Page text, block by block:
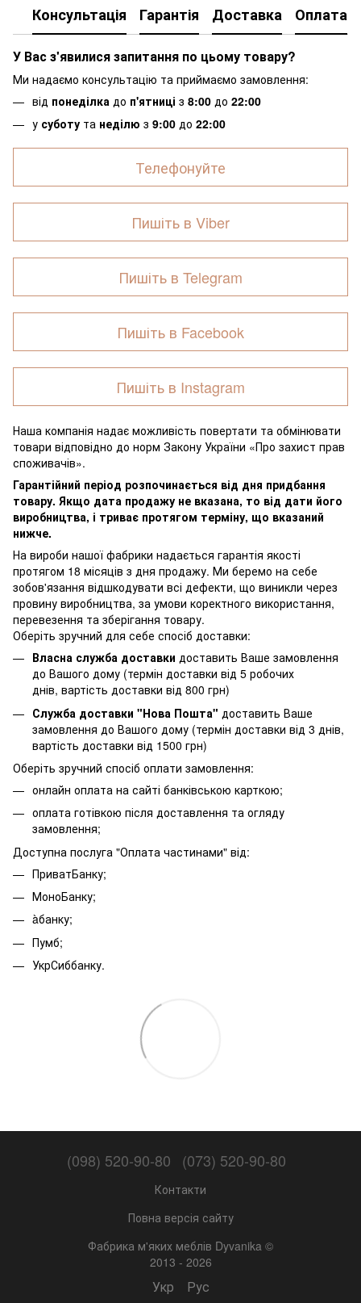
Консультація Гарантія Доставка Оплата
У Вас з'явилися запитання по цьому товару?
Ми надаємо консультацію та приймаємо замовлення:
від понеділка до п'ятниці з 8:00 до 22:00
у суботу та неділю з 9:00 до 22:00
Телефонуйте
Пишіть в Viber
Пишіть в Telegram
Пишіть в Facebook
Пишіть в Instagram
Наша компанія надає можливість повертати та обмінювати
товари відповідно до норм Закону України «Про захист прав
споживачів».
Гарантійний період розпочинається від дня придбання
товару. Якщо дата продажу не вказана, то від дати його
виробництва, і триває протягом терміну, що вказаний
нижче.
На вироби нашої фабрики надається гарантія якості
протягом 18 місяців з дня продажу. Ми беремо на себе
зобов'язання відшкодувати всі дефекти, що виникли через
провину виробництва, за умови коректного використання,
перевезення та зберігання товару.
Оберіть зручний для себе спосіб доставки:
Власна служба доставки доставить Ваше замовлення
до Вашого дому (термін доставки від 5 робочих
днів, вартість доставки від 800 грн)
Служба доставки "Нова Пошта" доставить Ваше
замовлення до Вашого дому (термін доставки від 3 днів,
вартість доставки від 1500 грн)
Оберіть зручний спосіб оплати замовлення:
онлайн оплата на сайті банківською карткою;
оплата готівкою після доставлення та огляду
замовлення;
Доступна послуга "Оплата частинами" від:
ПриватБанку;
МоноБанку;
àбанку;
Пумб;
УкрСиббанку.
(098) 520-90-80 (073) 520-90-80
Контакти
Повна версія сайту
Фабрика м'яких меблів Dyvanika ©
2013 - 2026
Укр Рус